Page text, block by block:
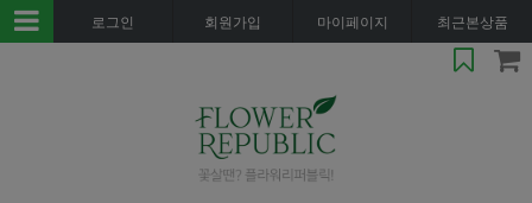
로그인 회원가입 마이페이지 최근본상품